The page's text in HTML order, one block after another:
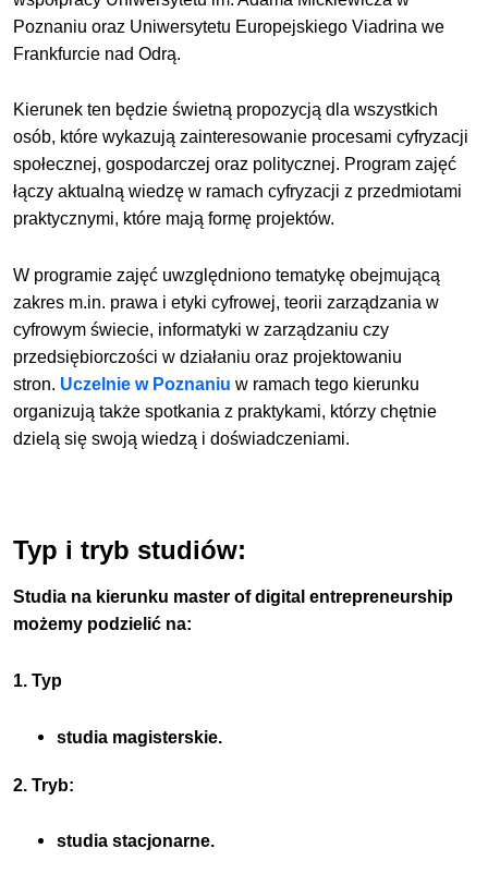
Poznaniu oraz Uniwersytetu Europejskiego Viadrina we
Frankfurcie nad Odrą.
Kierunek ten będzie świetną propozycją dla wszystkich
osób, które wykazują zainteresowanie procesami cyfryzacji
społecznej, gospodarczej oraz politycznej. Program zajęć
łączy aktualną wiedzę w ramach cyfryzacji z przedmiotami
praktycznymi, które mają formę projektów.
W programie zajęć uwzględniono tematykę obejmującą
zakres m.in. prawa i etyki cyfrowej, teorii zarządzania w
cyfrowym świecie, informatyki w zarządzaniu czy
przedsiębiorczości w działaniu oraz projektowaniu
stron. Uczelnie w Poznaniu w ramach tego kierunku
organizują także spotkania z praktykami, którzy chętnie
dzielą się swoją wiedzą i doświadczeniami.
Typ i tryb studiów:
Studia na kierunku master of digital entrepreneurship
możemy podzielić na:
1. Typ
studia magisterskie.
2. Tryb:
studia stacjonarne.